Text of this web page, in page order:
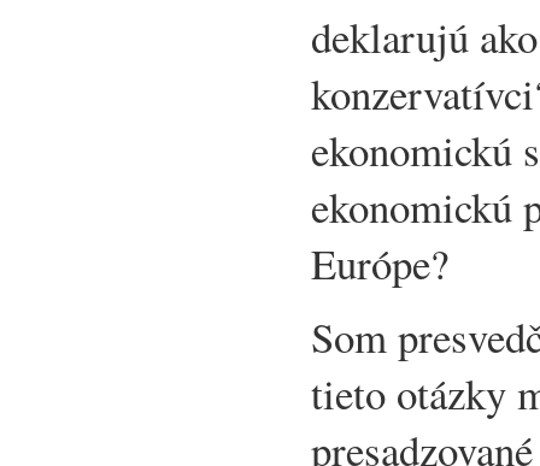
deklarujú
ekonomickú
ekonomickú
Európe?
Som
tieto otázky